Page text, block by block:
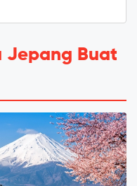
Jepang Buat